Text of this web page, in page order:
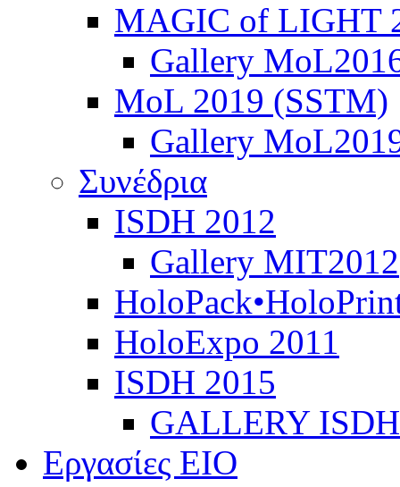
MAGIC of LIGHT
Gallery
MoL 2019 (SSTM)
Gallery
Συνέδρια
ISDH 2012
Gallery MIT2012
HoloExpo 2011
ISDH 2015
GALLERY
Εργασίες ΕΙΟ